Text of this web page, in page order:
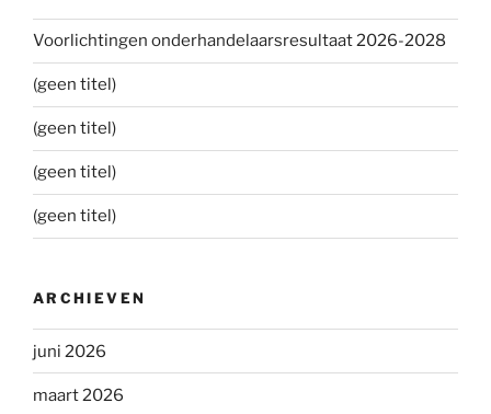
Voorlichtingen onderhandelaarsresultaat 2026-2028
(geen titel)
(geen titel)
(geen titel)
(geen titel)
ARCHIEVEN
juni 2026
maart 2026